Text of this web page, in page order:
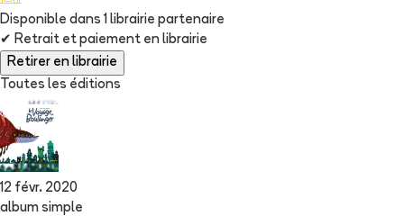
Disponible dans 1 librairie partenaire
✔ Retrait et paiement en librairie
Retirer en librairie
Toutes les éditions
12 févr. 2020
album simple